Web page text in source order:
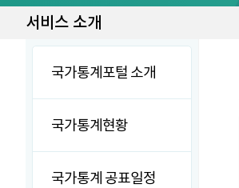
서비스 소개
국가통계포털 소개
국가통계현황
국가통계 공표일정